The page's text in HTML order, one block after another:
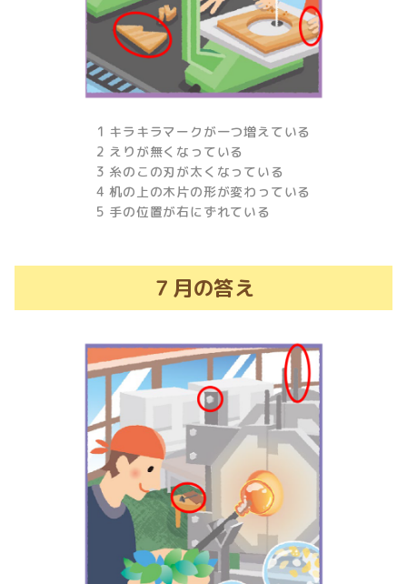
1 キラキラマークが一つ増えている
2 えりが無くなっている
3 糸のこの刃が太くなっている
4 机の上の木片の形が変わっている
5 手の位置が右にずれている
７月の答え